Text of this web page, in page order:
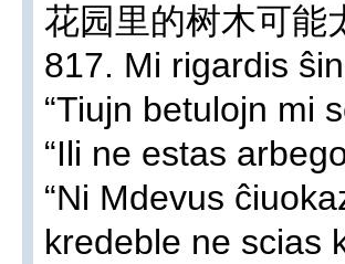
花园里的树木可能
817. Mi rigardis
“Tiujn betulojn mi
“Ili ne estas
“Ni Mdevus
kredeble ne scias